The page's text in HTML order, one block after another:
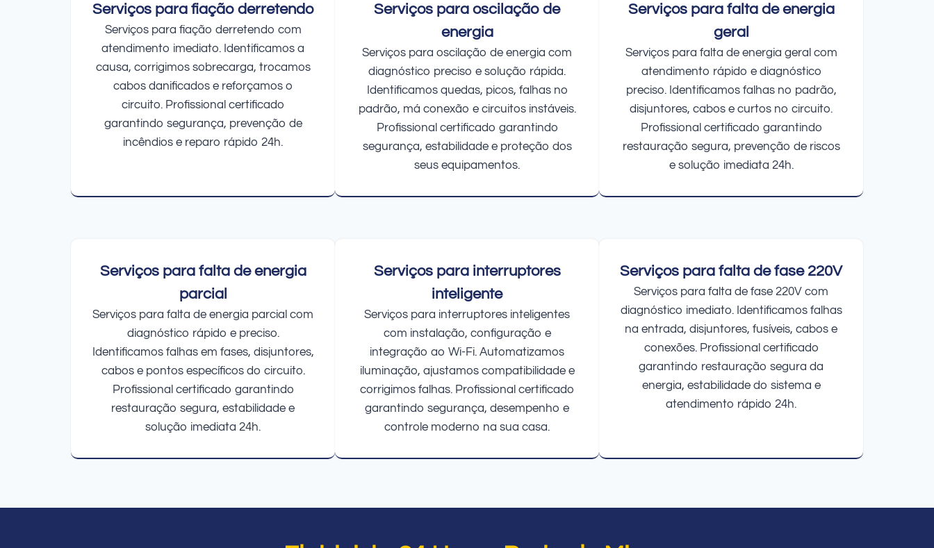
Serviços para fiação derretendo
Serviços para fiação derretendo com
atendimento imediato. Identificamos a
causa, corrigimos sobrecarga, trocamos
cabos danificados e reforçamos o
circuito. Profissional certificado
garantindo segurança, prevenção de
incêndios e reparo rápido 24h.
Serviços para oscilação de
energia
Serviços para oscilação de energia com
diagnóstico preciso e solução rápida.
Identificamos quedas, picos, falhas no
padrão, má conexão e circuitos instáveis.
Profissional certificado garantindo
segurança, estabilidade e proteção dos
seus equipamentos.
Serviços para falta de energia
geral
Serviços para falta de energia geral com
atendimento rápido e diagnóstico
preciso. Identificamos falhas no padrão,
disjuntores, cabos e curtos no circuito.
Profissional certificado garantindo
restauração segura, prevenção de riscos
e solução imediata 24h.
Serviços para falta de energia
parcial
Serviços para falta de energia parcial com
diagnóstico rápido e preciso.
Identificamos falhas em fases, disjuntores,
cabos e pontos específicos do circuito.
Profissional certificado garantindo
restauração segura, estabilidade e
solução imediata 24h.
Serviços para interruptores
inteligente
Serviços para interruptores inteligentes
com instalação, configuração e
integração ao Wi-Fi. Automatizamos
iluminação, ajustamos compatibilidade e
corrigimos falhas. Profissional certificado
garantindo segurança, desempenho e
controle moderno na sua casa.
Serviços para falta de fase 220V
Serviços para falta de fase 220V com
diagnóstico imediato. Identificamos falhas
na entrada, disjuntores, fusíveis, cabos e
conexões. Profissional certificado
garantindo restauração segura da
energia, estabilidade do sistema e
atendimento rápido 24h.